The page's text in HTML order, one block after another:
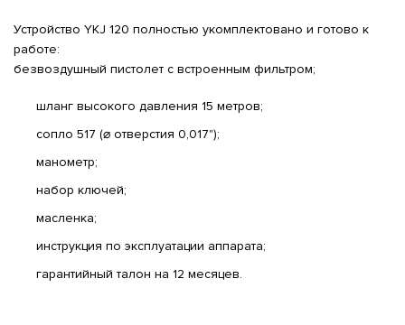
Устройство YKJ 120 полностью укомплектовано и готово к
работе:
безвоздушный пистолет с встроенным фильтром;
шланг высокого давления 15 метров;
сопло 517 (⌀ отверстия 0,017");
манометр;
набор ключей;
масленка;
инструкция по эксплуатации аппарата;
гарантийный талон на 12 месяцев.